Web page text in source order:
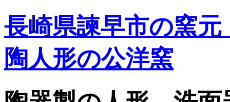
長崎県諫早市の窯
陶人形の公洋窯